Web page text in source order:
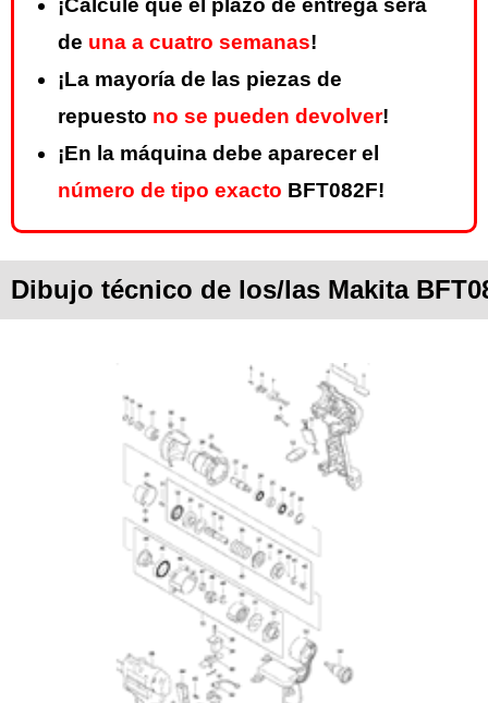
¡Calcule que el plazo de entrega será
de una a cuatro semanas!
¡La mayoría de las piezas de
repuesto no se pueden devolver!
¡En la máquina debe aparecer el
número de tipo exacto BFT082F!
Dibujo técnico de los/las Makita